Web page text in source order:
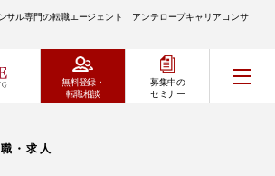
サル専門の転職エージェント アンテロープキャリアコンサ
無料登録・
転職相談
募集中の
セミナー
・求人